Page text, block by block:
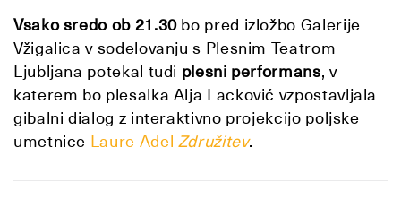
Vsako sredo ob 21.30bo pred izložbo Galerije
Vžigalica v sodelovanju s Plesnim Teatrom
Ljubljana potekal tudi plesni performans, v
katerem bo plesalka Alja Lacković vzpostavljala
gibalni dialog z interaktivno projekcijo poljske
umetnice Laure Adel Združitev.